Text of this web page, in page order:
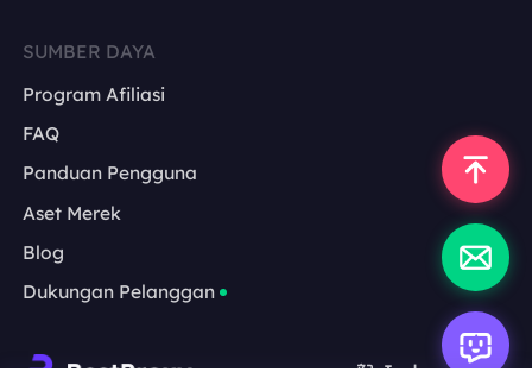
SUMBER DAYA
Program Afiliasi
FAQ
Panduan Pengguna
Aset Merek
Blog
Dukungan Pelanggan
Indonesia